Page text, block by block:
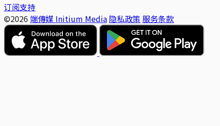
订阅支持
©2026 端傳媒 Initium Media 隐私政策 服务条款